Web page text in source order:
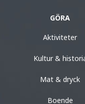
GÖRA
Aktiviteter
Kultur &
Mat & dryck
Boende